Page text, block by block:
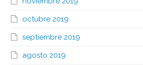
octubre 2019
septiembre 2019
agosto 2019